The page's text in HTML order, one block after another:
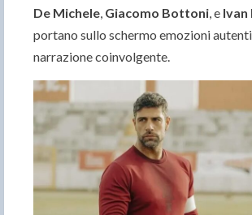
De Michele, Giacomo Bottoni, e Ivan
portano sullo schermo emozioni
narrazione coinvolgente.